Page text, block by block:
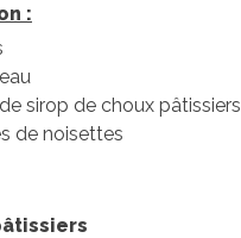
:
sirop de choux pâtissiers
de noisettes